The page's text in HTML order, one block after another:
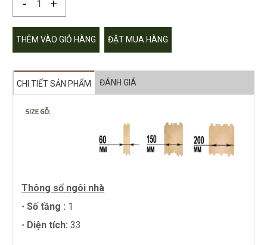
- +
THÊM VÀO GIỎ HÀNG ĐẶT MUA HÀNG
CHI TIẾT SẢN PHẨM ĐÁNH GIÁ
Thông số ngôi nhà
· Số tầng : 1
· Diện tích: 33